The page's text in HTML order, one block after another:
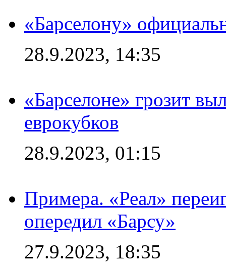
«Барселону»
28.9.2023, 14:35
«Барселоне» грозит
еврокубков
28.9.2023, 01:15
Примера. «Реал»
опередил «Барсу»
27.9.2023, 18:35